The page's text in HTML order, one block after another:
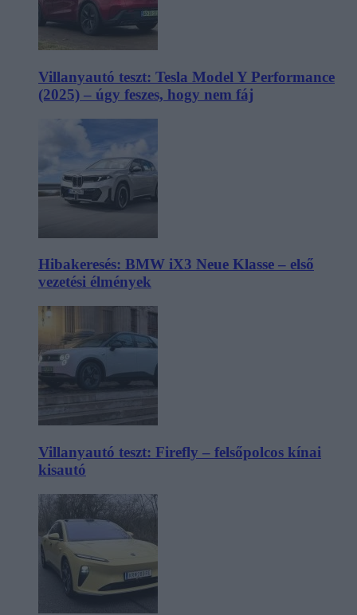
Villanyautó teszt: Tesla Model Y Performance
(2025) – úgy feszes, hogy nem fáj
Hibakeresés: BMW iX3 Neue Klasse – első
vezetési élmények
Villanyautó teszt: Firefly – felsőpolcos kínai
kisautó